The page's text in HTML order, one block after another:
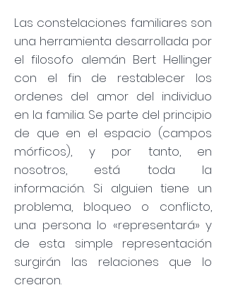
Las constelaciones familiares son
una herramienta desarrollada por
el filosofo alemán Bert Hellinger
con el fin de restablecer los
ordenes del amor del individuo
en la familia. Se parte del principio
de que en el espacio (campos
mórficos), y por tanto, en
nosotros, está toda la
información. Si alguien tiene un
problema, bloqueo o conflicto,
una persona lo «representará» y
de esta simple representación
surgirán las relaciones que lo
crearon.